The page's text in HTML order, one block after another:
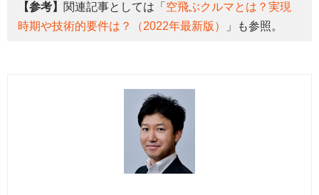
【参考】 関連記事としては「 空飛ぶクルマとは？実現
時期や技術的要件は？（2022年最新版）
」も参照。